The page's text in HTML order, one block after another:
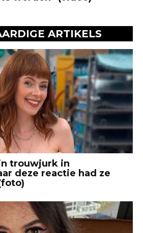
ARTIKELS
trouwjurk in
deze reactie had ze